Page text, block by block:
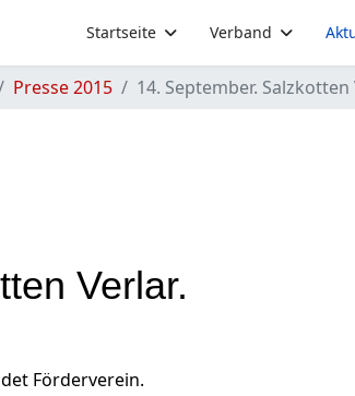
Startseite Verband
Presse 2015 14. September. Salzkotten
Verlar.
Förderverein.